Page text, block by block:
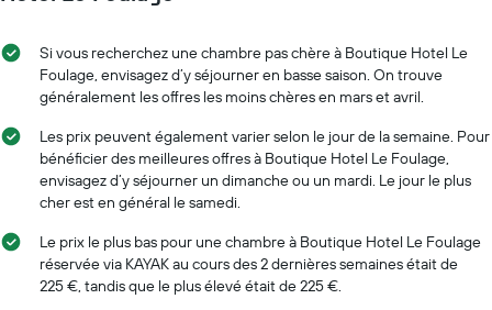
Si vous recherchez une chambre pas chère à Boutique Hotel Le
Foulage, envisagez d’y séjourner en basse saison. On trouve
généralement les offres les moins chères en mars et avril.
Les prix peuvent également varier selon le jour de la semaine. Pour
bénéficier des meilleures offres à Boutique Hotel Le Foulage,
envisagez d’y séjourner un dimanche ou un mardi. Le jour le plus
cher est en général le samedi.
Le prix le plus bas pour une chambre à Boutique Hotel Le Foulage
réservée via KAYAK au cours des 2 dernières semaines était de
225 €, tandis que le plus élevé était de 225 €.